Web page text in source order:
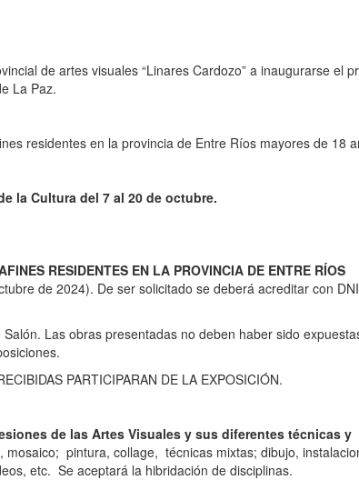
de artes visuales “Linares Cardozo” a inaugurarse el
La Paz.
residentes en la provincia de Entre Ríos mayores de 18
la Cultura del 7 al 20 de octubre.
RESIDENTES EN LA PROVINCIA DE ENTRE RÍOS
de 2024). De ser solicitado se deberá acreditar con
Las obras presentadas no deben haber sido
PARTICIPARAN DE LA EXPOSICIÓN.
de las Artes Visuales y sus diferentes técnicas y
pintura, collage, técnicas mixtas; dibujo,
etc. Se aceptará la hibridación de disciplinas.